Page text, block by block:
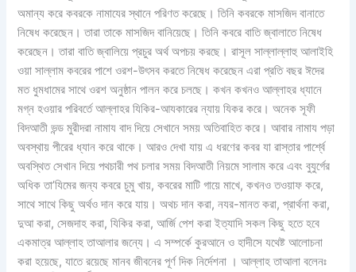
অমান্য করে কবরকে নামাযের স্থানে পরিণত করেছে। তিনি কবরকে মাসজিদ বানাতে
নিষেধ করেছেন। তারা তাকে মাসজিদ বানিয়েছে। তিনি কবরে বাতি জ্বালাতে নিষেধ
করেছেন। তারা বাতি জ্বালিয়ে প্রচুর অর্থ অপচয় করছে। রাসূল সাল্লাল্লাহু আলাইহি
ওয়া সাল্লাম কবরের পাশে ওরশ-উৎসব করতে নিষেধ করেছেন এরা প্রতি বছর ঈদের
মত ধুমধামের সাথে ওরশ অনুষ্ঠান পালন করে চলছে। কখন কখনও আল্লাহর ধ্যানে
মগ্ন হওয়ার পরিবর্তে আল্লাহর যিকির-আযকারের ন্যায় যিকর করে। অনেক সূফী
বিদআতী ভন্ড মুরীদরা নামায বাদ দিয়ে সেখানে সময় অতিবাহিত করে। আবার নামায পড়া
অবস্থায় পীরের ধ্যান করে থাকে। আরও দেখা যায় এ ধরণের কবর যা রাস্তার পার্শ্বে
অবস্থিত সেখান দিয়ে পথচারী পথ চলার সময় বিদআতী নিয়মে সালাম করে এবং বুযুর্গের
অধিক তা’যিমের জন্য কবরে চুমু খায়, কবরের মাটি গায়ে মাখে, কখনও তওয়াফ করে,
সাথে সাথে কিছু অর্থও দান করে যায়। অথচ দান করা, নযর-মানত করা, প্রার্থনা করা,
দুআ করা, সেজদাহ করা, যিকির করা, আর্জি পেশ করা ইত্যাদি সকল কিছু হতে হবে
একমাত্র আল্লাহ তাআলার জন্যে। এ সম্পর্কে কুরআনে ও হাদীসে যথেষ্ট আলোচনা
করা হয়েছে, যাতে রয়েছে মানব জীবনের পূর্ণ দিক নির্দেশনা । আল্লাহ তাআলা বলেনঃ